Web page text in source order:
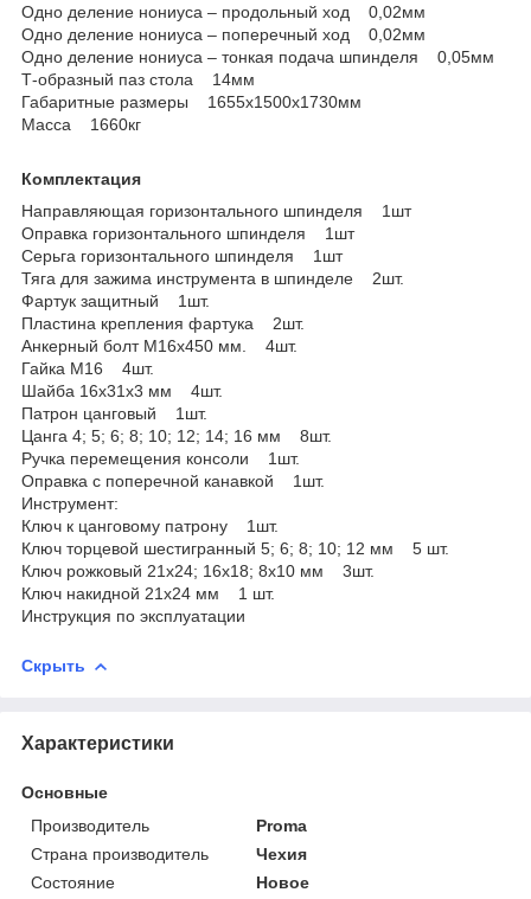
Одно деление нониуса – продольный ход 0,02мм
Одно деление нониуса – поперечный ход 0,02мм
Одно деление нониуса – тонкая подача шпинделя 0,05мм
Т-образный паз стола 14мм
Габаритные размеры 1655х1500х1730мм
Масса 1660кг
Комплектация
Направляющая горизонтального шпинделя 1шт
Оправка горизонтального шпинделя 1шт
Серьга горизонтального шпинделя 1шт
Тяга для зажима инструмента в шпинделе 2шт.
Фартук защитный 1шт.
Пластина крепления фартука 2шт.
Анкерный болт М16x450 мм. 4шт.
Гайка М16 4шт.
Шайба 16x31x3 мм 4шт.
Патрон цанговый 1шт.
Цанга 4; 5; 6; 8; 10; 12; 14; 16 мм 8шт.
Ручка перемещения консоли 1шт.
Оправка с поперечной канавкой 1шт.
Инструмент:
Ключ к цанговому патрону 1шт.
Ключ торцевой шестигранный 5; 6; 8; 10; 12 мм 5 шт.
Ключ рожковый 21x24; 16x18; 8x10 мм 3шт.
Ключ накидной 21x24 мм 1 шт.
Инструкция по эксплуатации
Скрыть
Характеристики
Основные
Производитель
Proma
Страна производитель
Чехия
Состояние
Новое